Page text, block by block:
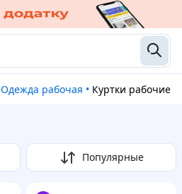
Одежда рабочая • Куртки рабочие
Популярные